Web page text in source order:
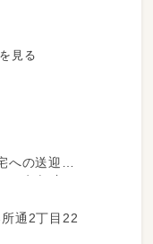
見る
への送迎
安心♪）
も行うお子様が
通2丁目22